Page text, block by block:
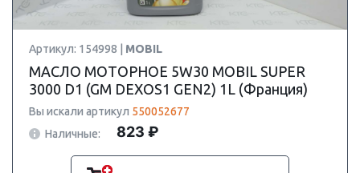
Артикул: 154998 | MOBIL
МАСЛО МОТОРНОЕ 5W30 MOBIL SUPER
3000 D1 (GM DEXOS1 GEN2) 1L (Франция)
Вы искали артикул 550052677
Наличные:
823 ₽